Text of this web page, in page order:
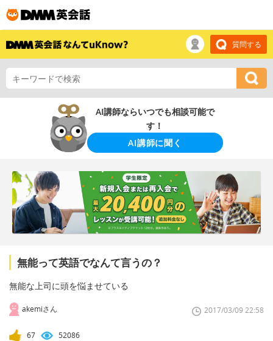
質問する
AI講師ならいつでも相談可能で
す！
AI講師に聞く
無能って英語でなんて言うの？
無能な上司に頭を悩ませている
akemiさん 2017/03/09 22:58
67 52086